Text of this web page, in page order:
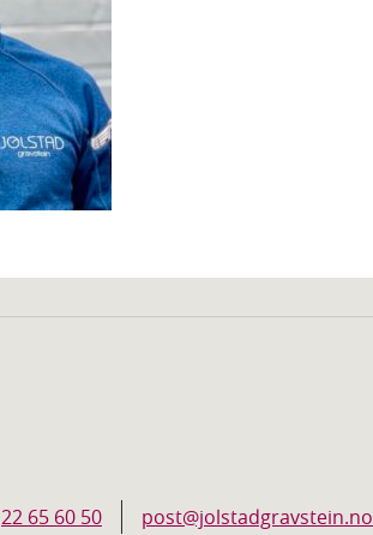
22 65 60 50 post@jolstadgravstein.no